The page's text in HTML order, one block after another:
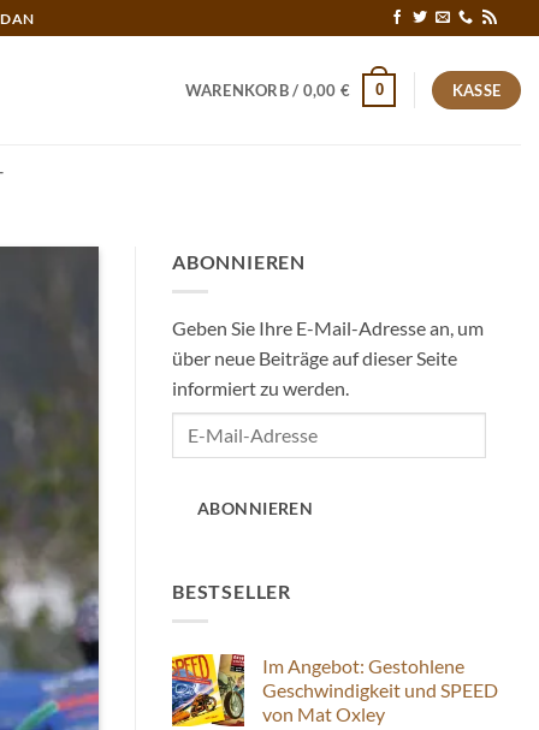
WARENKORB / 0,00 € 0 KASSE
ABONNIEREN
Geben Sie Ihre E-Mail-Adresse an, um
über neue Beiträge auf dieser Seite
informiert zu werden.
Mail-
ABONNIEREN
BESTSELLER
Im Angebot: Gestohlene
Geschwindigkeit und SPEED
von Mat Oxley